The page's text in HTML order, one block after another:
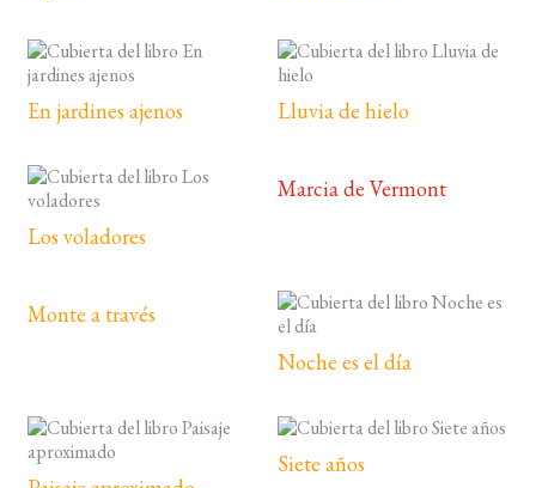
En jardines ajenos Lluvia de hielo
Los voladores
Marcia de Vermont
Monte a través
Noche es el día
Siete años